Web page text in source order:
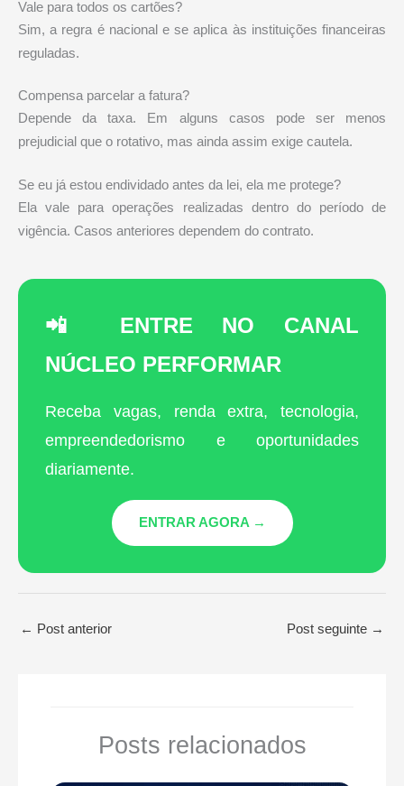
Vale para todos os cartões?
Sim, a regra é nacional e se aplica às instituições financeiras
reguladas.
Compensa parcelar a fatura?
Depende da taxa. Em alguns casos pode ser menos
prejudicial que o rotativo, mas ainda assim exige cautela.
Se eu já estou endividado antes da lei, ela me protege?
Ela vale para operações realizadas dentro do período de
vigência. Casos anteriores dependem do contrato.
📲 ENTRE NO CANAL
NÚCLEO PERFORMAR
Receba vagas, renda extra, tecnologia,
empreendedorismo e oportunidades
diariamente.
ENTRAR AGORA →
← Post anterior Post seguinte →
Posts relacionados